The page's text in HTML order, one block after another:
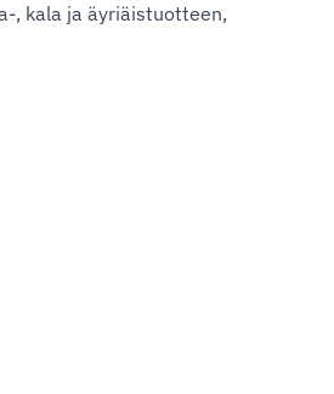
, kala ja äyriäistuotteen,